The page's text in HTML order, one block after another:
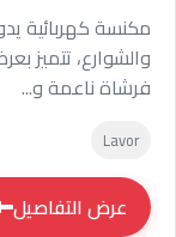
مكنسة كهربائية
فرشاة ناعمة و...
Lavor
عرض التفاصيل